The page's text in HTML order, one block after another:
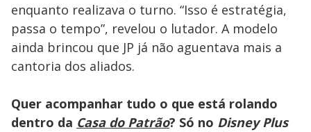
enquanto realizava o turno. “Isso é estratégia,
passa o tempo”, revelou o lutador. A modelo
ainda brincou que JP já não aguentava mais a
cantoria dos aliados.
Quer acompanhar tudo o que está rolando
dentro da Casa do Patrão? Só no Disney Plus